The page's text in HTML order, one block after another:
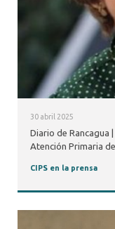
30 abril 2025
Diario de Rancagua
Atención Primaria
CIPS en la prensa